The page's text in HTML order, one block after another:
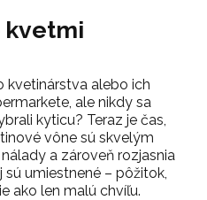
kvetmi
kvetinárstva alebo ich
ale nikdy sa
kyticu? Teraz je čas,
vône sú skvelým
a zároveň rozjasnia
umiestnené – pôžitok,
ako len malú chvíľu.